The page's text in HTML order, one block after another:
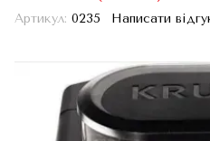
Артикул: 0235 Написати